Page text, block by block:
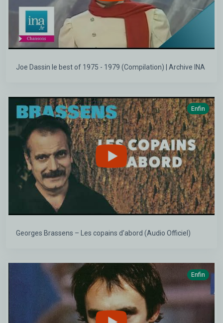
Joe Dassin le best of 1975 - 1979 (Compilation) | Archive INA
Enfin
Georges Brassens – Les copains d’abord (Audio Officiel)
Enfin